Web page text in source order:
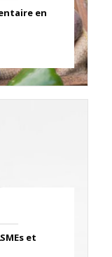
en
et